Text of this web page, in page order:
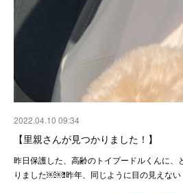
2022.04.10 09:34
【里親さんが見つかりました！】
昨日保護した、高齢のトイプードルくんに、
りました￼￼❗️昨年、同じように目の見えな